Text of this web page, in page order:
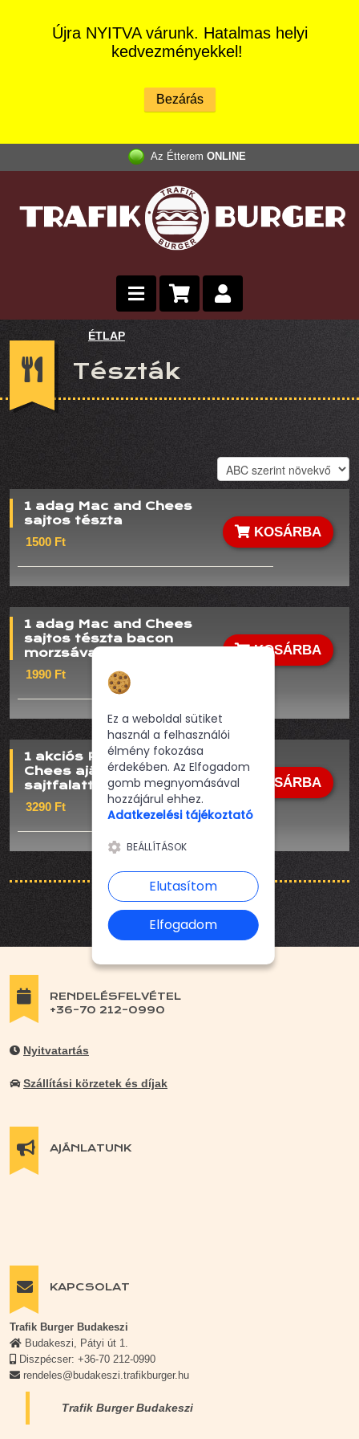
Újra NYITVA várunk. Hatalmas helyi
kedvezményekkel!
Az Étterem ONLINE
ÉTLAP
Tészták
KOSÁRBA
1 adag Mac and Chees
sajtos tészta
1500 Ft
KOSÁRBA
1 adag Mac and Chees
sajtos tészta bacon
morzsával
1990 Ft
KOSÁRBA
1 akciós Páros Mac and
Chees ajándék Jalpenos
sajtfalattal
3290 Ft
RENDELÉSFELVÉTEL
+36-70 212-0990
Nyitvatartás
Szállítási körzetek és díjak
AJÁNLATUNK
KAPCSOLAT
Trafik Burger Budakeszi
Budakeszi, Pátyi út 1.
Diszpécser: +36-70 212-0990
rendeles@budakeszi.trafikburger.hu
Trafik Burger Budakeszi
Ez a weboldal sütiket
használ a felhasználói
élmény fokozása
érdekében. Az Elfogadom
gomb megnyomásával
hozzájárul ehhez.
Adatkezelési tájékoztató
BEÁLLÍTÁSOK
Elutasítom
Elfogadom